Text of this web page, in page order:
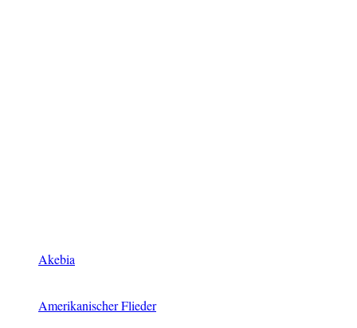
Akebia
Amerikanischer Flieder